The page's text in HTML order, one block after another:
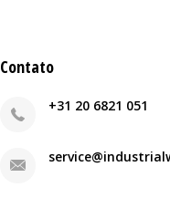
Contato
+31 20 6821 051